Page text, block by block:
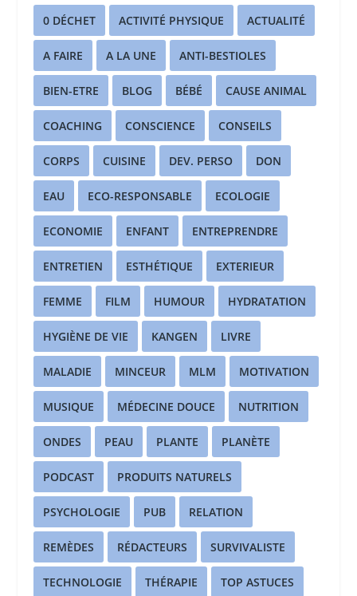
0 DÉCHET ACTIVITÉ PHYSIQUE ACTUALITÉ
A FAIRE A LA UNE ANTI-BESTIOLES
BIEN-ETRE BLOG BÉBÉ CAUSE ANIMAL
COACHING CONSCIENCE CONSEILS
CORPS CUISINE DEV. PERSO DON
EAU ECO-RESPONSABLE ECOLOGIE
ECONOMIE ENFANT ENTREPRENDRE
ENTRETIEN ESTHÉTIQUE EXTERIEUR
FEMME FILM HUMOUR HYDRATATION
HYGIÈNE DE VIE KANGEN LIVRE
MALADIE MINCEUR MLM MOTIVATION
MUSIQUE MÉDECINE DOUCE NUTRITION
ONDES PEAU PLANTE PLANÈTE
PODCAST PRODUITS NATURELS
PSYCHOLOGIE PUB RELATION
REMÈDES RÉDACTEURS SURVIVALISTE
TECHNOLOGIE THÉRAPIE TOP ASTUCES